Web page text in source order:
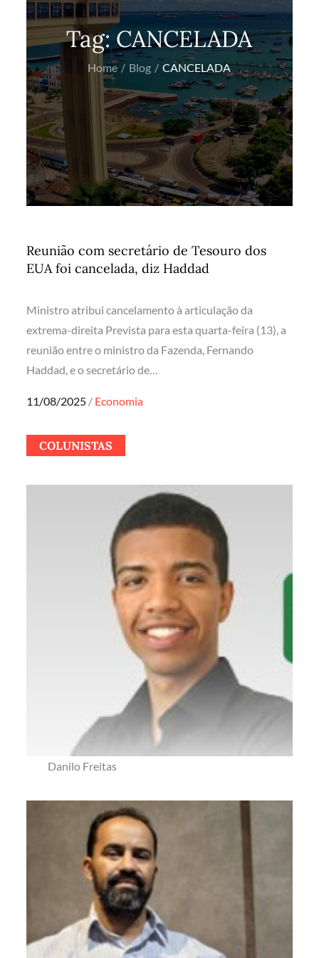
Tag: CANCELADA
Home Blog CANCELADA
Reunião com secretário de Tesouro dos
EUA foi cancelada, diz Haddad
Ministro atribui cancelamento à articulação da
extrema-direita Prevista para esta quarta-feira (13), a
reunião entre o ministro da Fazenda, Fernando
Haddad, e o secretário de…
Posted
11/08/2025 Economia
COLUNISTAS
Danilo Freitas